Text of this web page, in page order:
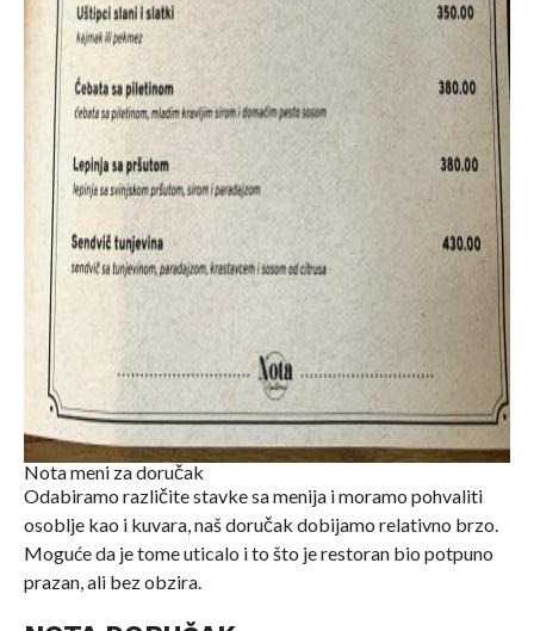
Nota meni za doručak
Odabiramo različite stavke sa menija i moramo pohvaliti
osoblje kao i kuvara, naš doručak dobijamo relativno brzo.
Moguće da je tome uticalo i to što je restoran bio potpuno
prazan, ali bez obzira.